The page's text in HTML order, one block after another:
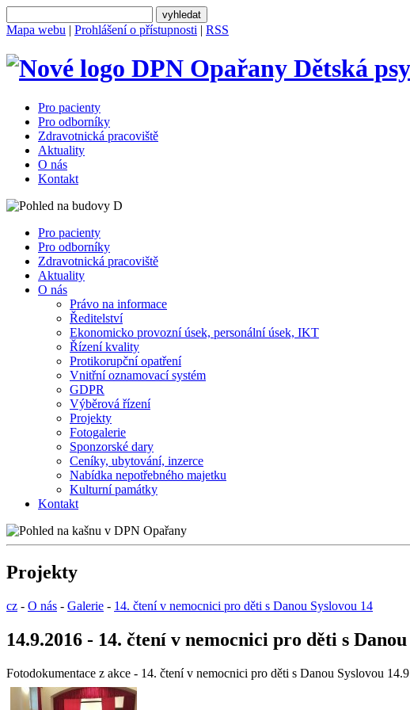
Mapa webu | Prohlášení o přístupnosti | RSS
Dětská
Pro pacienty
Pro odborníky
Zdravotnická pracoviště
Aktuality
O nás
Kontakt
Pro pacienty
Pro odborníky
Zdravotnická pracoviště
Aktuality
O nás
Právo na informace
Ředitelství
Ekonomicko provozní úsek, personální úsek, IKT
Řízení kvality
Protikorupční opatření
Vnitřní oznamovací systém
GDPR
Výběrová řízení
Projekty
Fotogalerie
Sponzorské dary
Ceníky, ubytování, inzerce
Nabídka nepotřebného majetku
Kulturní památky
Kontakt
Projekty
cz - O nás - Galerie - 14. čtení v nemocnici pro děti s Danou Syslovou 14
14.9.2016 - 14. čtení v nemocnici pro děti s
Fotodokumentace z akce - 14. čtení v nemocnici pro děti s Danou Syslovou